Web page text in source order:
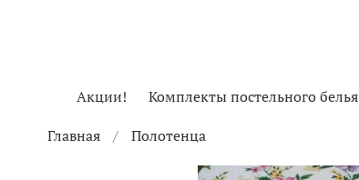
Акции! Комплекты постельного белья
Главная
Полотенца